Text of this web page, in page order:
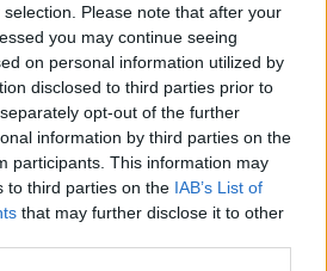
Please note that after your
you may continue seeing
on personal information utilized by
disclosed to third parties prior to
opt-out of the further
information by third parties on the
participants. This information may
to third parties on the IAB’s List of
that may further disclose it to other